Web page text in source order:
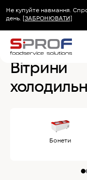
Не купуйте навмання.
день. [ЗАБРОНЮВАТИ]
Популярні категорії
Печі та
Хімія для
Головна Холодильне та
Вітрини
Бонети